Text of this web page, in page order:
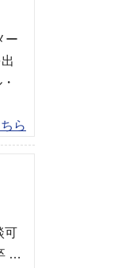
ー
ら
可
…